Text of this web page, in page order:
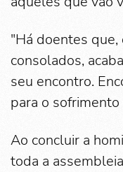
"Há doentes
consolados,
seu encontro.
para o sofrimento
Ao concluir a
toda a